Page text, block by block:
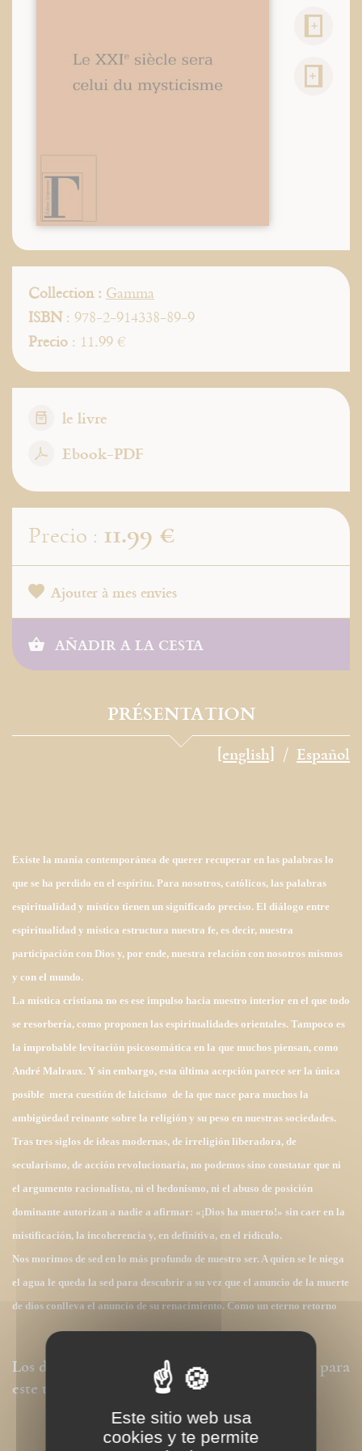
Collection : Gamma
ISBN: 978-2-914338-89-9
Precio : 11.99 €
le livre
Ebook-PDF
Precio : 11.99 €
Ajouter à mes envies
AÑADIR A LA CESTA
PRÉSENTATION
[english] Español
Existe la manía contemporánea de querer recuperar en las palabras lo
que se ha perdido en el espíritu. Para nosotros, católicos, las palabras
espiritualidad y místico tienen un significado preciso. El diálogo entre
espiritualidad y mística estructura nuestra fe, es decir, nuestra
participación con Dios y, por ende, nuestra relación con nosotros mismos
y con el mundo.
La mística cristiana no es ese impulso hacia nuestro interior en el que todo
se resorbería, como proponen las espiritualidades orientales. Tampoco es
la improbable levitación psicosomática en la que muchos piensan, como
André Malraux. Y sin embargo, esta última acepción parece ser la única
posible mera cuestión de laicismo de la que nace para muchos la
ambigüedad reinante sobre la religión y su peso en nuestras sociedades.
Tras tres siglos de ideas modernas, de irreligión liberadora, de
secularismo, de acción revolucionaria, no podemos sino constatar que ni
el argumento racionalista, ni el hedonismo, ni el abuso de posición
dominante autorizan a nadie a afirmar: «¡Dios ha muerto!» sin caer en la
mistificación, la incoherencia y, en definitiva, en el ridículo.
Nos morimos de sed en lo más profundo de nuestro ser. A quien se le niega
el agua le queda la sed para descubrir a su vez que el anuncio de la muerte
de dios conlleva el anuncio de su renacimiento. Como un eterno retorno
Los derechos de traducciónestán disponibles para
este tema
Este sitio web usa
cookies y te permite